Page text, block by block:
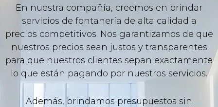
En nuestra compañía, creemos en brindar
servicios de fontanería de alta calidad a
precios competitivos. Nos garantizamos de que
nuestros precios sean justos y transparentes
para que nuestros clientes sepan exactamente
lo que están pagando por nuestros servicios.
Además, brindamos presupuestos sin